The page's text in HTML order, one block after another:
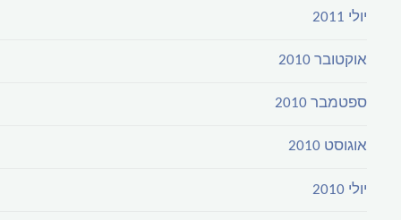
יולי 2011
אוקטובר 2010
ספטמבר 2010
אוגוסט 2010
יולי 2010